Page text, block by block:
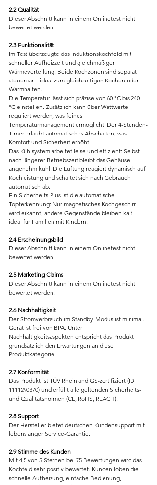
2.2 Qualität
Dieser Abschnitt kann in einem Onlinetest nicht
bewertet werden.
2.3 Funktionalität
Im Test überzeugte das Induktionskochfeld mit
schneller Aufheizzeit und gleichmäßiger
Wärmeverteilung. Beide Kochzonen sind separat
steuerbar – ideal zum gleichzeitigen Kochen oder
Warmhalten.
Die Temperatur lässt sich präzise von 60 °C bis 240
°C einstellen. Zusätzlich kann über Wattwerte
reguliert werden, was feines
Temperaturmanagement ermöglicht. Der 4-Stunden-
Timer erlaubt automatisches Abschalten, was
Komfort und Sicherheit erhöht.
Das Kühlsystem arbeitet leise und effizient: Selbst
nach längerer Betriebszeit bleibt das Gehäuse
angenehm kühl. Die Lüftung reagiert dynamisch auf
Kochleistung und schaltet sich nach Gebrauch
automatisch ab.
Ein Sicherheits-Plus ist die automatische
Topferkennung: Nur magnetisches Kochgeschirr
wird erkannt, andere Gegenstände bleiben kalt –
ideal für Familien mit Kindern.
2.4 Erscheinungsbild
Dieser Abschnitt kann in einem Onlinetest nicht
bewertet werden.
2.5 Marketing Claims
Dieser Abschnitt kann in einem Onlinetest nicht
bewertet werden.
2.6 Nachhaltigkeit
Der Stromverbrauch im Standby-Modus ist minimal.
Gerät ist frei von BPA. Unter
Nachhaltigkeitsaspekten entspricht das Produkt
grundsätzlich den Erwartungen an diese
Produktkategorie.
2.7 Konformität
Das Produkt ist TÜV Rheinland GS-zertifiziert (ID
1111290370) und erfüllt alle geltenden Sicherheits-
und Qualitätsnormen (CE, RoHS, REACH).
2.8 Support
Der Hersteller bietet deutschen Kundensupport mit
lebenslanger Service-Garantie.
2.9 Stimme des Kunden
Mit 4,5 von 5 Sternen bei 75 Bewertungen wird das
Kochfeld sehr positiv bewertet. Kunden loben die
schnelle Aufheizung, einfache Bedienung,